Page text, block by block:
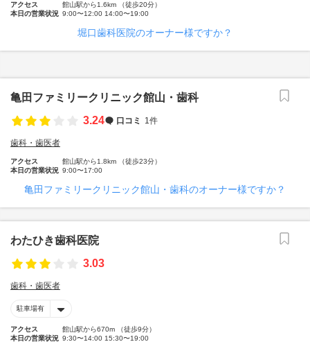
アクセス
館山駅から1.6km （徒歩20分）
本日の営業状況 9:00〜12:00 14:00〜19:00
堀口歯科医院のオーナー様ですか？
亀田ファミリークリニック館山・歯科
3.24
口コミ 1件
歯科・歯医者
アクセス
館山駅から1.8km （徒歩23分）
本日の営業状況 9:00〜17:00
亀田ファミリークリニック館山・歯科のオーナー様ですか？
わたひき歯科医院
3.03
歯科・歯医者
駐車場有
アクセス
館山駅から670m （徒歩9分）
本日の営業状況 9:30〜14:00 15:30〜19:00